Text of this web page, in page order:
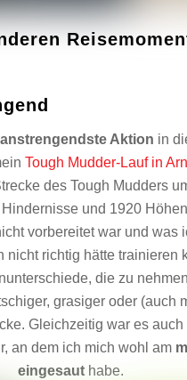
anstrengendste Aktion in
Tough Mudder-Lauf in
des Tough Mudders
und 1920
vorbereitet war und was
nicht richtig hätte trainieren
die zu
grasiger oder (auch
Gleichzeitig war es auch
an dem ich mich wohl am
eingesauthabe.